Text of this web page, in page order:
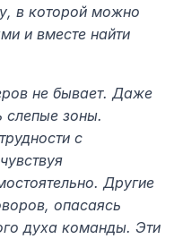
в которой можно
и вместе найти
не бывает. Даже
слепые зоны.
с
Другие
опасаясь
духа команды. Эти